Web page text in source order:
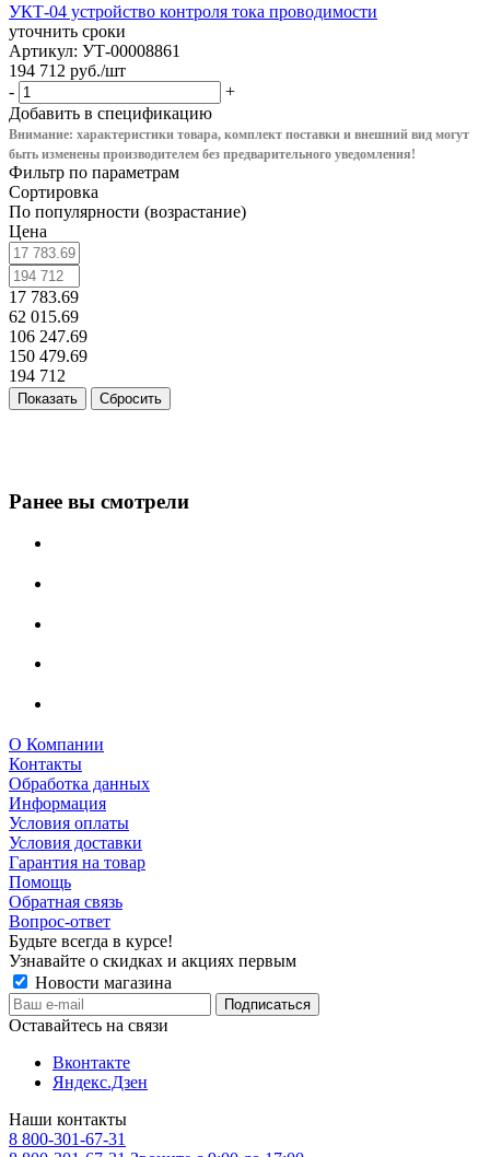
УКТ-04 устройство контроля тока проводимости
уточнить сроки
Артикул: УТ-00008861
194 712 руб./шт
-
+
Добавить в спецификацию
Внимание: характеристики товара, комплект поставки и внешний вид могут
быть изменены производителем без предварительного уведомления!
Фильтр по параметрам
Сортировка
По популярности (возрастание)
Цена
17 783.69
62 015.69
106 247.69
150 479.69
194 712
Сбросить
Ранее вы смотрели
О Компании
Контакты
Обработка данных
Информация
Условия оплаты
Условия доставки
Гарантия на товар
Помощь
Обратная связь
Вопрос-ответ
Будьте всегда в курсе!
Узнавайте о скидках и акциях первым
Новости магазина
Оставайтесь на связи
Вконтакте
Яндекс.Дзен
Наши контакты
8 800-301-67-31